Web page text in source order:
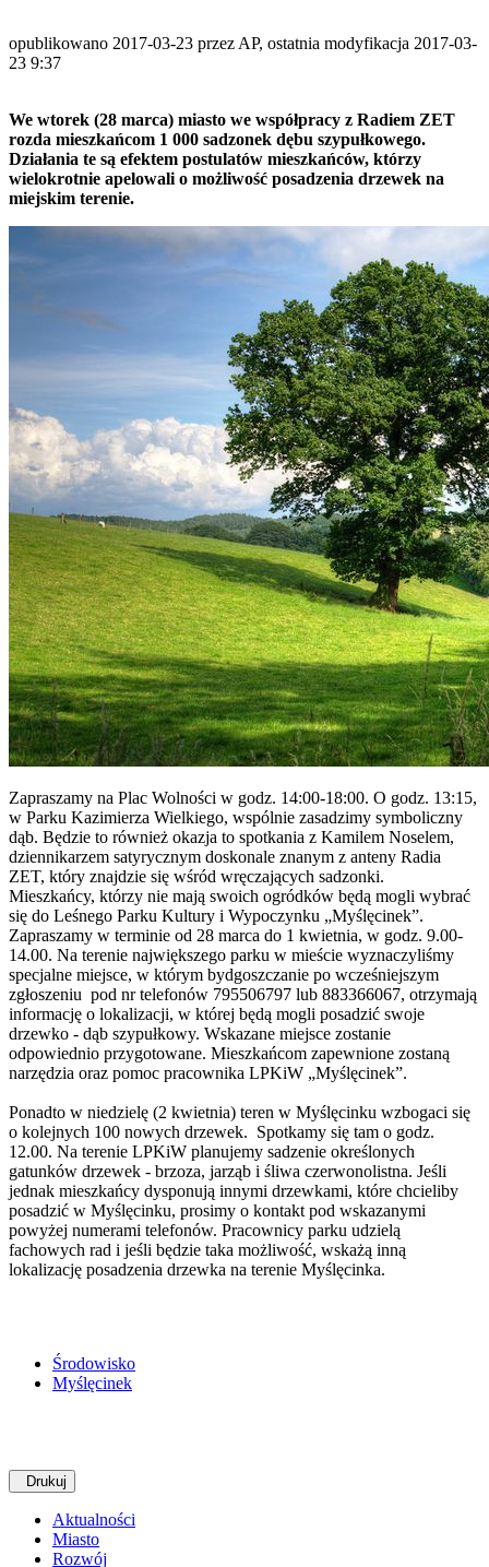
opublikowano 2017-03-23 przez AP, ostatnia modyfikacja 2017-03-
23 9:37
We wtorek (28 marca) miasto we współpracy z Radiem ZET
rozda mieszkańcom 1 000 sadzonek dębu szypułkowego.
Działania te są efektem postulatów mieszkańców, którzy
wielokrotnie apelowali o możliwość posadzenia drzewek na
miejskim terenie.
Zapraszamy na Plac Wolności w godz. 14:00-18:00. O godz. 13:15,
w Parku Kazimierza Wielkiego, wspólnie zasadzimy symboliczny
dąb. Będzie to również okazja to spotkania z Kamilem Noselem,
dziennikarzem satyrycznym doskonale znanym z anteny Radia
ZET, który znajdzie się wśród wręczających sadzonki.
Mieszkańcy, którzy nie mają swoich ogródków będą mogli wybrać
się do Leśnego Parku Kultury i Wypoczynku „Myślęcinek”.
Zapraszamy w terminie od 28 marca do 1 kwietnia, w godz. 9.00-
14.00. Na terenie największego parku w mieście wyznaczyliśmy
specjalne miejsce, w którym bydgoszczanie po wcześniejszym
zgłoszeniu pod nr telefonów 795506797 lub 883366067, otrzymają
informację o lokalizacji, w której będą mogli posadzić swoje
drzewko - dąb szypułkowy. Wskazane miejsce zostanie
odpowiednio przygotowane. Mieszkańcom zapewnione zostaną
narzędzia oraz pomoc pracownika LPKiW „Myślęcinek”.
Ponadto w niedzielę (2 kwietnia) teren w Myślęcinku wzbogaci się
o kolejnych 100 nowych drzewek. Spotkamy się tam o godz.
12.00. Na terenie LPKiW planujemy sadzenie określonych
gatunków drzewek - brzoza, jarząb i śliwa czerwonolistna. Jeśli
jednak mieszkańcy dysponują innymi drzewkami, które chcieliby
posadzić w Myślęcinku, prosimy o kontakt pod wskazanymi
powyżej numerami telefonów. Pracownicy parku udzielą
fachowych rad i jeśli będzie taka możliwość, wskażą inną
lokalizację posadzenia drzewka na terenie Myślęcinka.
Środowisko
Myślęcinek
Drukuj
Aktualności
Miasto
Rozwój